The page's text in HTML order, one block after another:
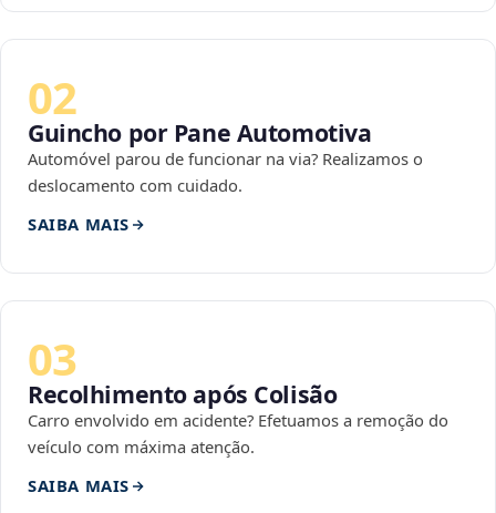
02
Guincho por Pane Automotiva
Automóvel parou de funcionar na via? Realizamos o
deslocamento com cuidado.
SAIBA MAIS
03
Recolhimento após Colisão
Carro envolvido em acidente? Efetuamos a remoção do
veículo com máxima atenção.
SAIBA MAIS